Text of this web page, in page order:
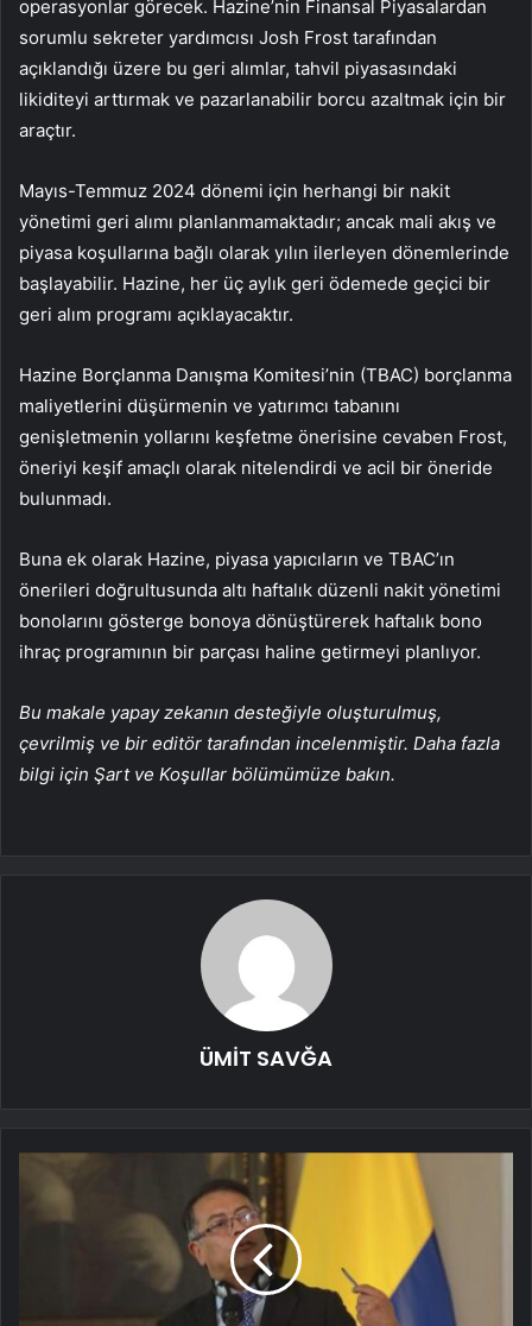
operasyonlar görecek. Hazine’nin Finansal Piyasalardan
sorumlu sekreter yardımcısı Josh Frost tarafından
açıklandığı üzere bu geri alımlar, tahvil piyasasındaki
likiditeyi arttırmak ve pazarlanabilir borcu azaltmak için bir
araçtır.
Mayıs-Temmuz 2024 dönemi için herhangi bir nakit
yönetimi geri alımı planlanmamaktadır; ancak mali akış ve
piyasa koşullarına bağlı olarak yılın ilerleyen dönemlerinde
başlayabilir. Hazine, her üç aylık geri ödemede geçici bir
geri alım programı açıklayacaktır.
Hazine Borçlanma Danışma Komitesi’nin (TBAC) borçlanma
maliyetlerini düşürmenin ve yatırımcı tabanını
genişletmenin yollarını keşfetme önerisine cevaben Frost,
öneriyi keşif amaçlı olarak nitelendirdi ve acil bir öneride
bulunmadı.
Buna ek olarak Hazine, piyasa yapıcıların ve TBAC’ın
önerileri doğrultusunda altı haftalık düzenli nakit yönetimi
bonolarını gösterge bonoya dönüştürerek haftalık bono
ihraç programının bir parçası haline getirmeyi planlıyor.
Bu makale yapay zekanın desteğiyle oluşturulmuş,
çevrilmiş ve bir editör tarafından incelenmiştir. Daha fazla
bilgi için Şart ve Koşullar bölümümüze bakın.
ÜMİT SAVĞA